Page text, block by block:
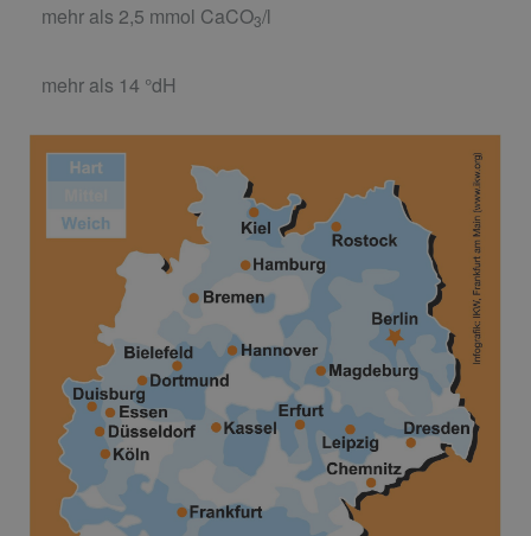
mehr als 2,5 mmol CaCO3/l
mehr als 14 °dH